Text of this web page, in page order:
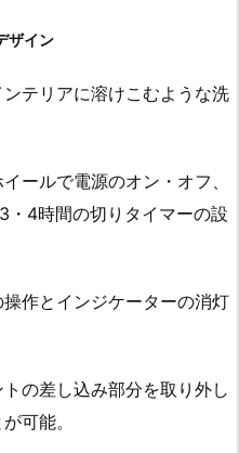
ザイン
テリアに溶けこむような洗
ールで電源のオン・オフ、
・4時間の切りタイマーの設
作とインジケーターの消灯
の差し込み部分を取り外し
可能。